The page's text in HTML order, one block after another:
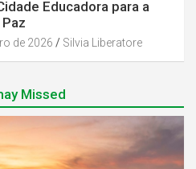
Educadora para a
de 2026 Silvia Liberatore
Missed